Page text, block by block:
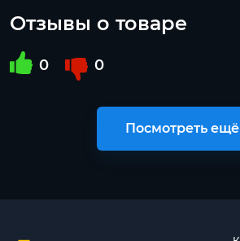
Отзывы о товаре
0 0
Посмотреть ещё